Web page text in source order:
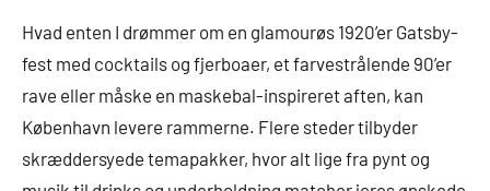
Hvad enten I drømmer om en glamourøs 1920’er Gatsby-
fest med cocktails og fjerboaer, et farvestrålende 90’er
rave eller måske en maskebal-inspireret aften, kan
København levere rammerne. Flere steder tilbyder
skræddersyede temapakker, hvor alt lige fra pynt og